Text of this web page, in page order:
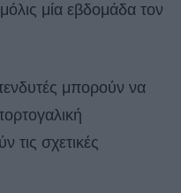
μία εβδομάδα τον
μπορούν να
τις σχετικές